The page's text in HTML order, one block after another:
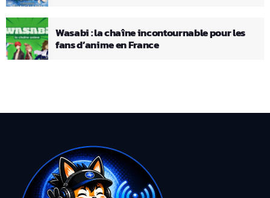
Wasabi : la chaîne incontournable pour les
fans d’anime en France